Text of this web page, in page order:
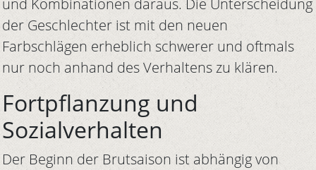
und Kombinationen daraus. Die Unterscheidung
der Geschlechter ist mit den neuen
Farbschlägen erheblich schwerer und oftmals
nur noch anhand des Verhaltens zu klären.
Fortpflanzung und
Sozialverhalten
Der Beginn der Brutsaison ist abhängig von